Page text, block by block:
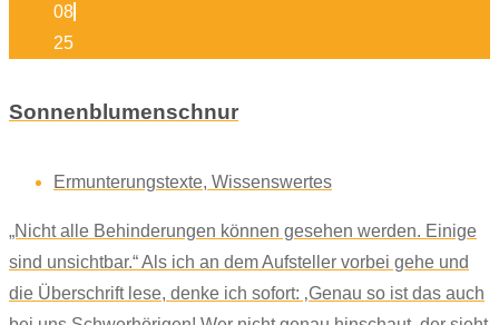
08
25
Sonnenblumenschnur
Ermunterungstexte, Wissenswertes
„Nicht alle Behinderungen können gesehen werden. Einige
sind unsichtbar.“ Als ich an dem Aufsteller vorbei gehe und
die Überschrift lese, denke ich sofort: ‚Genau so ist das auch